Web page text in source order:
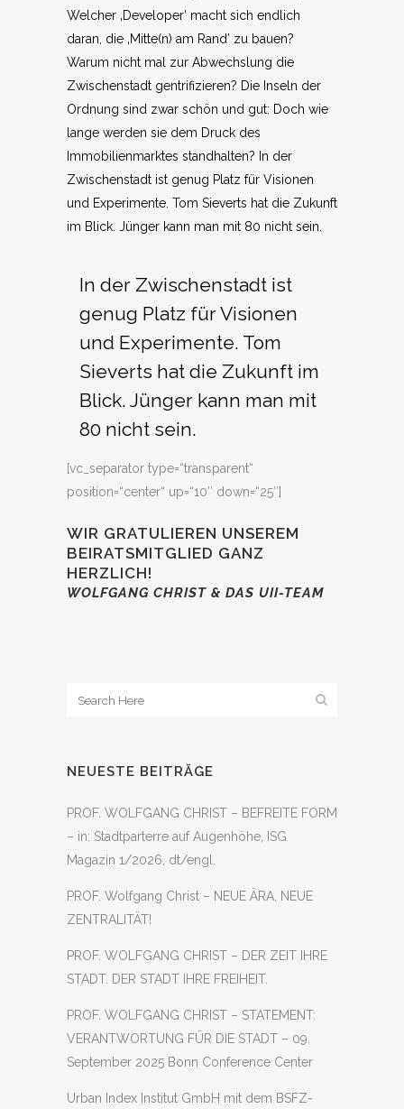
Welcher ‚Developer’ macht sich endlich
daran, die ‚Mitte(n) am Rand’ zu bauen?
Warum nicht mal zur Abwechslung die
Zwischenstadt gentrifizieren? Die Inseln der
Ordnung sind zwar schön und gut: Doch wie
lange werden sie dem Druck des
Immobilienmarktes standhalten? In der
Zwischenstadt ist genug Platz für Visionen
und Experimente. Tom Sieverts hat die Zukunft
im Blick. Jünger kann man mit 80 nicht sein.
In der Zwischenstadt ist
genug Platz für Visionen
und Experimente. Tom
Sieverts hat die Zukunft im
Blick. Jünger kann man mit
80 nicht sein.
[vc_separator type=“transparent“
position=“center“ up=“10″ down=“25″]
WIR GRATULIEREN UNSEREM
BEIRATSMITGLIED GANZ
HERZLICH!
WOLFGANG CHRIST & DAS UII-TEAM
NEUESTE BEITRÄGE
PROF. WOLFGANG CHRIST – BEFREITE FORM
– in: Stadtparterre auf Augenhöhe, ISG
Magazin 1/2026, dt/engl.
PROF. Wolfgang Christ – NEUE ÄRA, NEUE
ZENTRALITÄT!
PROF. WOLFGANG CHRIST – DER ZEIT IHRE
STADT. DER STADT IHRE FREIHEIT.
PROF. WOLFGANG CHRIST – STATEMENT:
VERANTWORTUNG FÜR DIE STADT – 09.
September 2025 Bonn Conference Center
Urban Index Institut GmbH mit dem BSFZ-